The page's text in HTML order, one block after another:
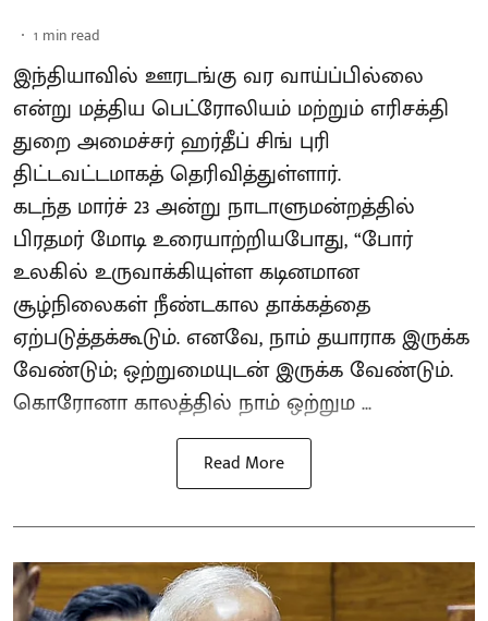
1 min read
இந்தியாவில் ஊரடங்கு வர வாய்ப்பில்லை
என்று மத்திய பெட்ரோலியம் மற்றும் எரிசக்தி
துறை அமைச்சர் ஹர்தீப் சிங் புரி
திட்டவட்டமாகத் தெரிவித்துள்ளார்.
கடந்த மார்ச் 23 அன்று நாடாளுமன்றத்தில்
பிரதமர் மோடி உரையாற்றியபோது, “போர்
உலகில் உருவாக்கியுள்ள கடினமான
சூழ்நிலைகள் நீண்டகால தாக்கத்தை
ஏற்படுத்தக்கூடும். எனவே, நாம் தயாராக இருக்க
வேண்டும்; ஒற்றுமையுடன் இருக்க வேண்டும்.
கொரோனா காலத்தில் நாம் ஒற்றும ...
Read More